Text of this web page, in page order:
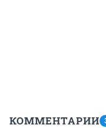
КОММЕНТАРИИ